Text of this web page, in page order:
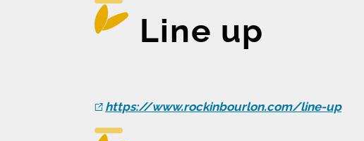
Line up
https://www.rockinbourlon.com/line-up